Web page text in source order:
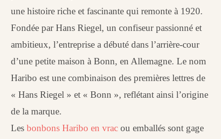
une histoire riche et fascinante qui remonte à 1920.
Fondée par Hans Riegel, un confiseur passionné et
ambitieux, l’entreprise a débuté dans l’arrière-cour
d’une petite maison à Bonn, en Allemagne. Le nom
Haribo est une combinaison des premières lettres de
« Hans Riegel » et « Bonn », reflétant ainsi l’origine
de la marque.
Lesbonbons Haribo en vrac ou emballés sont gage